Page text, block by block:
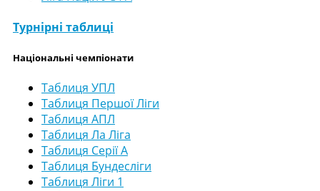
Турнірні таблиці
Національні чемпіонати
Таблиця УПЛ
Таблиця Першої Ліги
Таблиця АПЛ
Таблиця Ла Ліга
Таблиця Серії А
Таблиця Бундесліги
Таблиця Ліги 1